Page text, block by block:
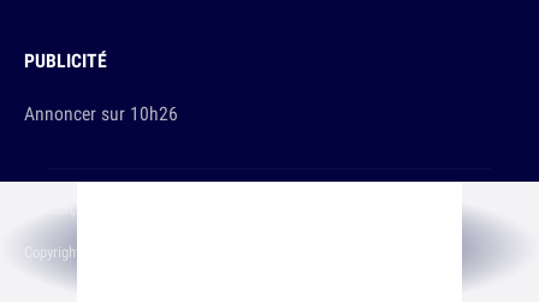
PUBLICITÉ
Annoncer sur 10h26
Copyright © 2026 The Original Publishing Studio
Et sinon, vous ça va ?